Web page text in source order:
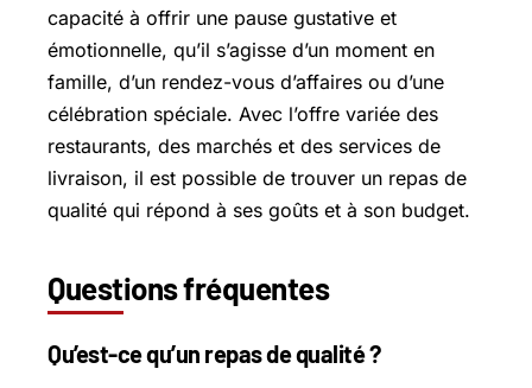
capacité à offrir une pause gustative et
émotionnelle, qu’il s’agisse d’un moment en
famille, d’un rendez-vous d’affaires ou d’une
célébration spéciale. Avec l’offre variée des
restaurants, des marchés et des services de
livraison, il est possible de trouver un repas de
qualité qui répond à ses goûts et à son budget.
Questions fréquentes
Qu’est-ce qu’un repas de qualité ?